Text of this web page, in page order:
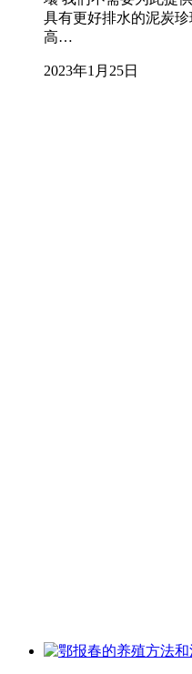
具有更好排水的泥炭
高…
2023年1月25日